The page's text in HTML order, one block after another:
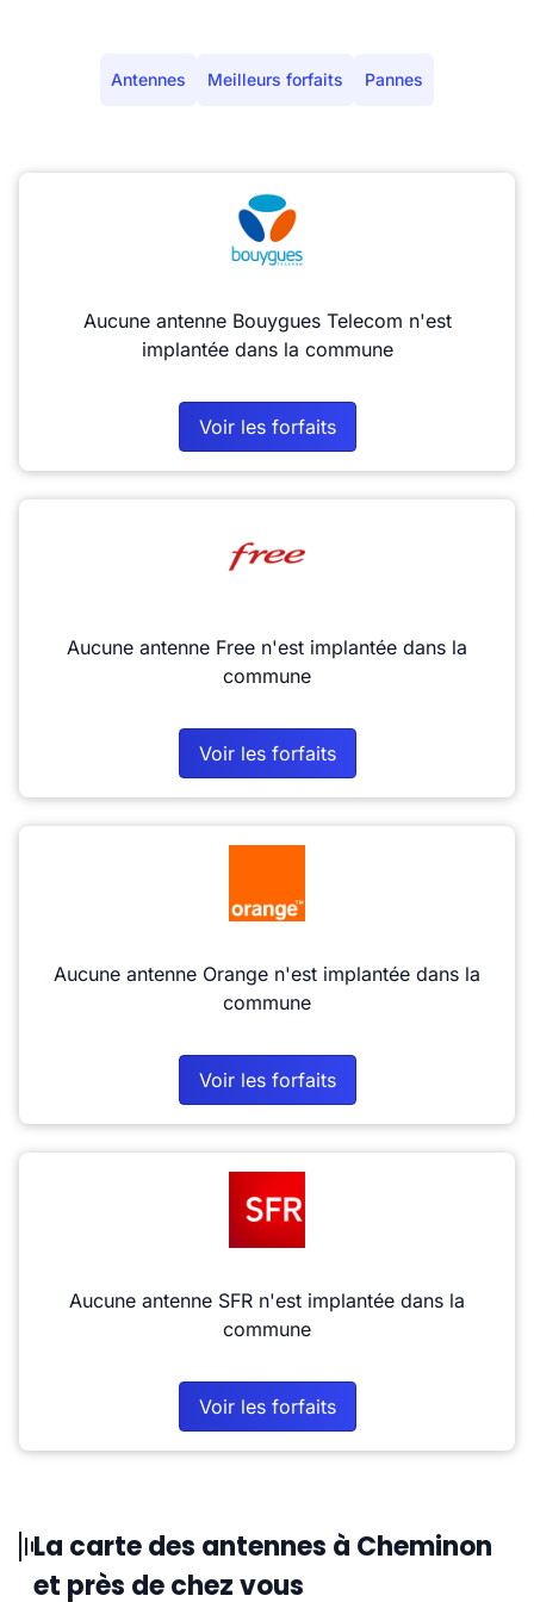
Antennes Meilleurs forfaits Pannes
Aucune antenne Bouygues Telecom n'est
implantée dans la commune
Voir les forfaits
Aucune antenne Free n'est implantée dans la
commune
Voir les forfaits
Aucune antenne Orange n'est implantée dans la
commune
Voir les forfaits
Aucune antenne SFR n'est implantée dans la
commune
Voir les forfaits
La carte des antennes à Cheminon
et près de chez vous